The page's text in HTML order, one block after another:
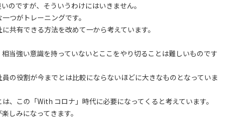
のですが、そういうわけにはいきません。
つがトレーニングです。
共有できる方法を改めて一から考えています。
当強い意識を持っていないとここをやり切ることは難しいものです
の役割が今までとは比較にならないほどに大きなものとなっていま
、この「With コロナ」時代に必要になってくると考えています。
しみになってきます。